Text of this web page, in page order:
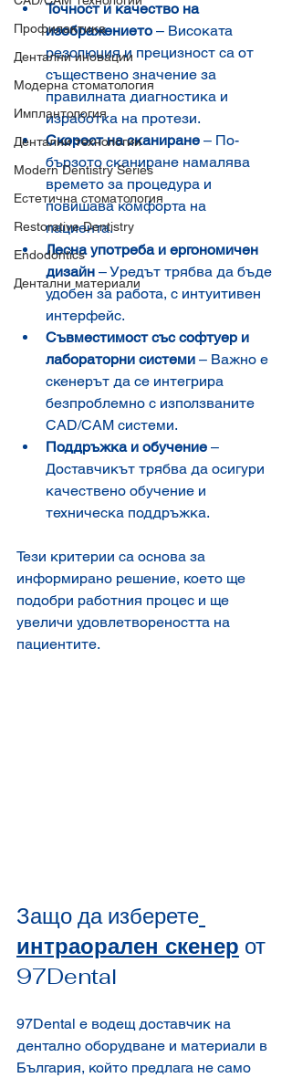
Профилактика
Дентални иновации
Модерна стоматология
Имплантология
Дентални технологии
Modern Dentistry Series
Естетична стоматология
Restorative Dentistry
Endodontics
Дентални материали
Точност и качество на
изображението – Високата
резолюция и прецизност са от
съществено значение за
правилната диагностика и
изработка на протези.
Скорост на сканиране – По-
бързото сканиране намалява
времето за процедура и
повишава комфорта на
пациента.
Лесна употреба и ергономичен
дизайн – Уредът трябва да бъде
удобен за работа, с интуитивен
интерфейс.
Съвместимост със софтуер и
лабораторни системи – Важно е
скенерът да се интегрира
безпроблемно с използваните
CAD/CAM системи.
Поддръжка и обучение –
Доставчикът трябва да осигури
качествено обучение и
техническа поддръжка.
Тези критерии са основа за
информирано решение, което ще
подобри работния процес и ще
увеличи удовлетвореността на
пациентите.
Защо да изберете
интраорален скенер от
97Dental
97Dental е водещ доставчик на
дентално оборудване и материали в
България, който предлага не само